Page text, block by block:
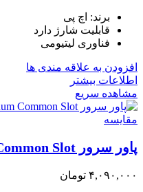
برند: اچ پی
قابلیت شارژ دارد
فناوری لیتیومی
افزودن به علاقه مندی ها
اطلاعات بیشتر
مشاهده سریع
مقایسه
پاور سرور HP 1200W Platinum Common Slot
۴,۰۹۰,۰۰۰ تومان